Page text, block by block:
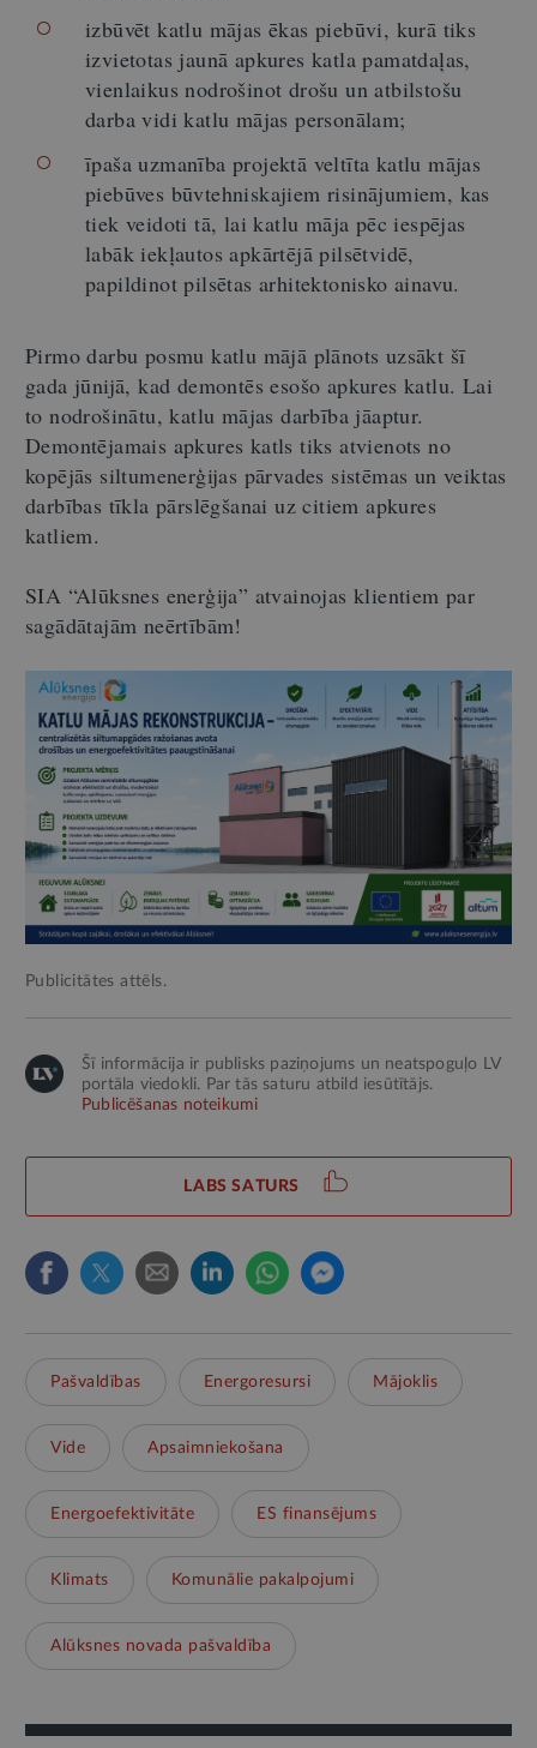
izbūvēt katlu mājas ēkas piebūvi, kurā tiks
izvietotas jaunā apkures katla pamatdaļas,
vienlaikus nodrošinot drošu un atbilstošu
darba vidi katlu mājas personālam;
īpaša uzmanība projektā veltīta katlu mājas
piebūves būvtehniskajiem risinājumiem, kas
tiek veidoti tā, lai katlu māja pēc iespējas
labāk iekļautos apkārtējā pilsētvidē,
papildinot pilsētas arhitektonisko ainavu.
Pirmo darbu posmu katlu mājā plānots uzsākt šī
gada jūnijā, kad demontēs esošo apkures katlu. Lai
to nodrošinātu, katlu mājas darbība jāaptur.
Demontējamais apkures katls tiks atvienots no
kopējās siltumenerģijas pārvades sistēmas un veiktas
darbības tīkla pārslēgšanai uz citiem apkures
katliem.
SIA “Alūksnes enerģija” atvainojas klientiem par
sagādātajām neērtībām!
Publicitātes attēls.
Šī informācija ir publisks paziņojums un neatspoguļo LV
portāla viedokli. Par tās saturu atbild iesūtītājs.
Publicēšanas noteikumi
LABS SATURS
Pašvaldības Energoresursi Mājoklis
Vide Apsaimniekošana
Energoefektivitāte ES finansējums
Klimats Komunālie pakalpojumi
Alūksnes novada pašvaldība